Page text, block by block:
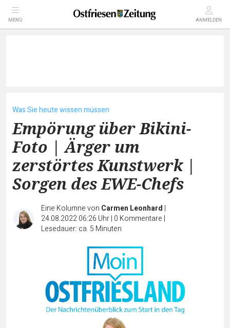
MENÜ ANMELDEN
Was Sie heute wissen müssen
Empörung über Bikini-
Foto | Ärger um
zerstörtes Kunstwerk |
Sorgen des EWE-Chefs
Eine Kolumne von Carmen Leonhard |
24.08.2022 06:26 Uhr| 0 Kommentare |
Lesedauer: ca. 5 Minuten